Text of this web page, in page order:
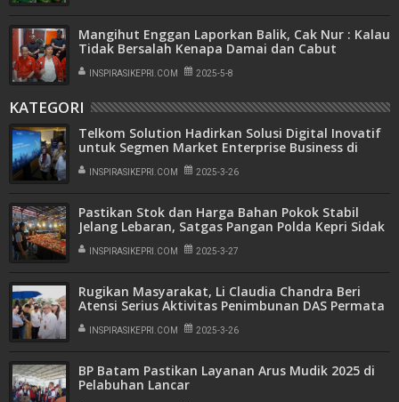
Mangihut Enggan Laporkan Balik, Cak Nur : Kalau
Tidak Bersalah Kenapa Damai dan Cabut
Laporan
INSPIRASIKEPRI.COM 2025-5-8
KATEGORI
Telkom Solution Hadirkan Solusi Digital Inovatif
untuk Segmen Market Enterprise Business di
Indonesia
INSPIRASIKEPRI.COM 2025-3-26
Pastikan Stok dan Harga Bahan Pokok Stabil
Jelang Lebaran, Satgas Pangan Polda Kepri Sidak
ke Pasar
INSPIRASIKEPRI.COM 2025-3-27
Rugikan Masyarakat, Li Claudia Chandra Beri
Atensi Serius Aktivitas Penimbunan DAS Permata
Baloi
INSPIRASIKEPRI.COM 2025-3-26
BP Batam Pastikan Layanan Arus Mudik 2025 di
Pelabuhan Lancar